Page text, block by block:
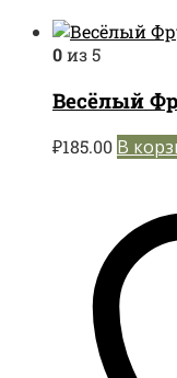
0из 5
Весёлый
₽185.00 В